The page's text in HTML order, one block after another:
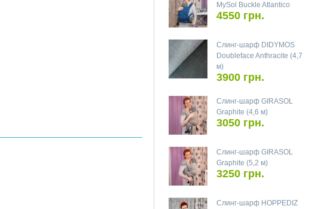
MySol Buckle Atlantico
4550 грн.
Слинг-шарф DIDYMOS
Doubleface Anthracite (4,7
м)
3900 грн.
Слинг-шарф GIRASOL
Graphite (4,6 м)
3050 грн.
Слинг-шарф GIRASOL
Graphite (5,2 м)
3250 грн.
Слинг-шарф HOPPEDIZ